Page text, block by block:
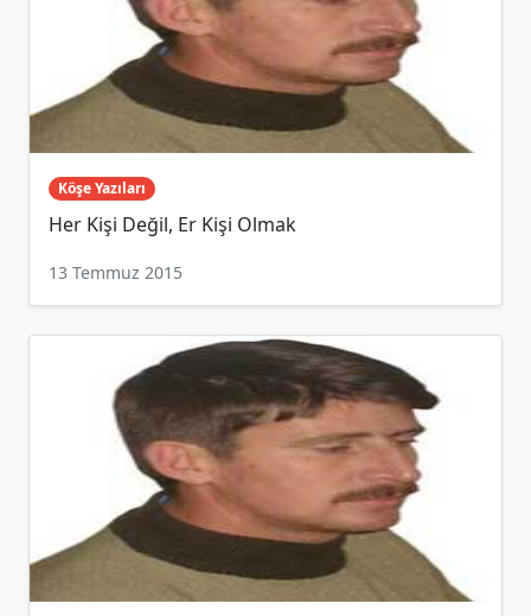
Köşe Yazıları
Her Kişi Değil, Er Kişi Olmak
13 Temmuz 2015